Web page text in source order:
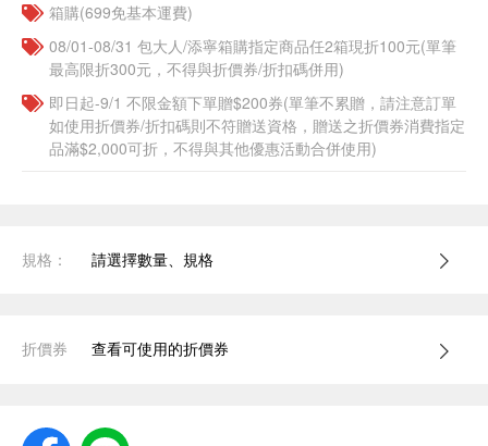
箱購(699免基本運費)
08/01-08/31 包大人/添寧箱購指定商品任2箱現折100元(單筆
最高限折300元，不得與折價券/折扣碼併用)
即日起-9/1 不限金額下單贈$200券(單筆不累贈，請注意訂單
如使用折價券/折扣碼則不符贈送資格，贈送之折價券消費指定
品滿$2,000可折，不得與其他優惠活動合併使用)
規格： 請選擇數量、規格
折價券 查看可使用的折價券